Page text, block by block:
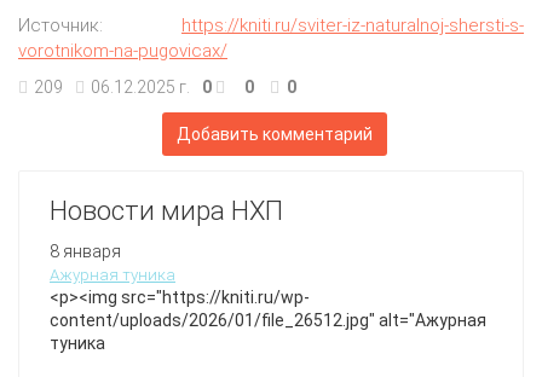
Источник: https://kniti.ru/sviter-iz-naturalnoj-shersti-s-
vorotnikom-na-pugovicax/
209 06.12.2025 г. 0 0 0
Добавить комментарий
Новости мира НХП
8 января
Ажурная туника
<p><img src="https://kniti.ru/wp-
content/uploads/2026/01/file_26512.jpg" alt="Ажурная
туника